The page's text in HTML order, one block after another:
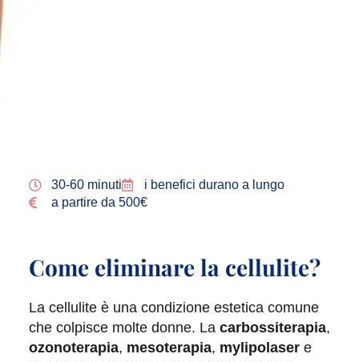
30-60 minuti
i benefici durano a lungo
a partire da 500€
Come eliminare la cellulite?
La cellulite è una condizione estetica comune
che colpisce molte donne. La carbossiterapia,
ozonoterapia, mesoterapia, mylipolaser e